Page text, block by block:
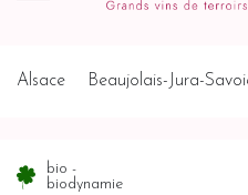
Alsace Beaujolais-Jura-
bio -
biodynamie